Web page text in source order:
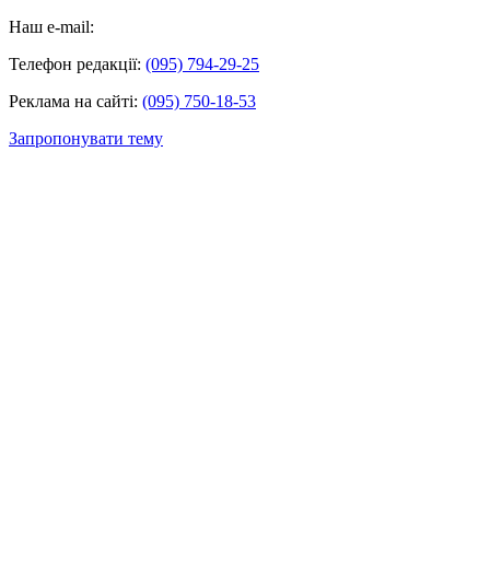
Наш e-mail:
Телефон редакції: (095) 794-29-25
Реклама на сайті: (095) 750-18-53
Запропонувати тему